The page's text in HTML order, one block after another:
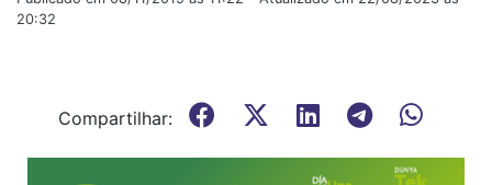
20:32
Compartilhar: